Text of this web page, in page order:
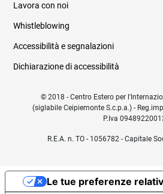
Lavora con noi
Whistleblowing
Accessibilità e segnalazioni
Dichiarazione di accessibilità
© 2018 - Centro Estero per
(siglabile Ceipiemonte S.c.p.a.) -
P.Iva
R.E.A. n. TO - 1056782 - Capitale
Le tue preferenze